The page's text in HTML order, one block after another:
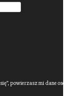
powierzasz mi dane